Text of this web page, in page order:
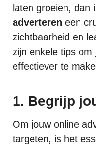
laten groeien, dan
adverteren een
zichtbaarheid en
zijn enkele tips om
effectiever te
1. Begrijp
Om jouw online
targeten, is het